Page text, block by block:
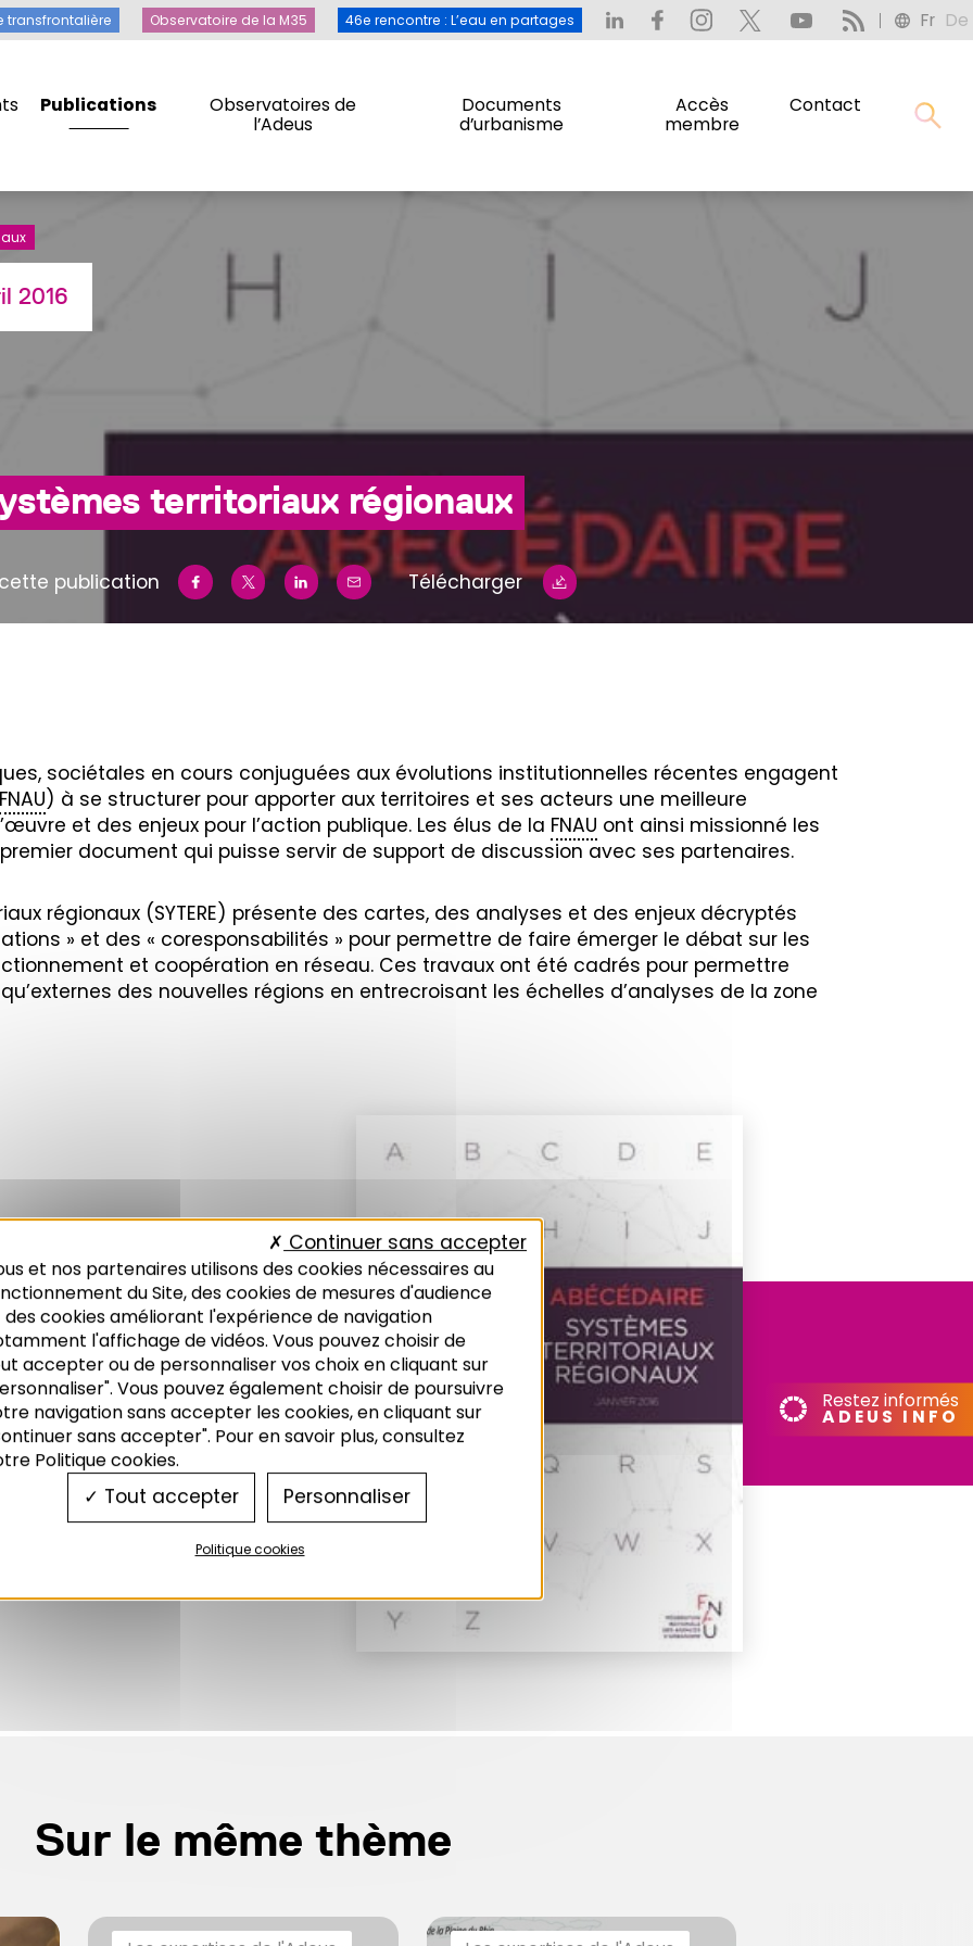
Publications
Observatoires de
l’Adeus
Documents
d’urbanisme
Accès
membre
Contact
transfrontalière Observatoire de la M35 46e rencontre : L’eau en partages Fr De
Toile transfrontalière Observatoire de la M35 46e rencontre : L’eau en partages Fr De
2016
territoriaux régionaux
publication Télécharger
sociétales en cours conjuguées aux évolutions institutionnelles récentes engagent
FNAU) à se structurer pour apporter aux territoires et ses acteurs une meilleure
et des enjeux pour l’action publique. Les élus de la FNAU ont ainsi missionné les
document qui puisse servir de support de discussion avec ses partenaires.
régionaux (SYTERE) présente des cartes, des analyses et des enjeux décryptés
» et des « coresponsabilités » pour permettre de faire émerger le débat sur les
et coopération en réseau. Ces travaux ont été cadrés pour permettre
des nouvelles régions en entrecroisant les échelles d’analyses de la zone
Sur le même thème
Restez informés
ADEUS INFO
et nos partenaires utilisons des cookies nécessaires au
du Site, des cookies de mesures d'audience
cookies améliorant l'expérience de navigation
l'affichage de vidéos. Vous pouvez choisir de
accepter ou de personnaliser vos choix en cliquant sur
Vous pouvez également choisir de poursuivre
navigation sans accepter les cookies, en cliquant sur
sans accepter". Pour en savoir plus, consultez
Politique cookies.
Tout accepter
Continuer sans accepter
Personnaliser
Politique cookies